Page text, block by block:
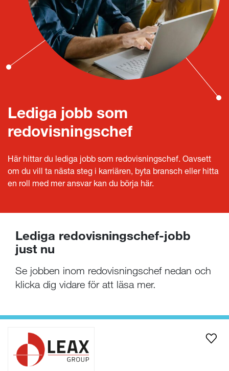
Lediga jobb som
redovisningschef
Här hittar du lediga jobb som redovisningschef. Oavsett
om du vill ta nästa steg i karriären, byta bransch eller hitta
en roll med mer ansvar kan du börja här.
Lediga redovisningschef-jobb
just nu
Se jobben inom redovisningschef nedan och
klicka dig vidare för att läsa mer.